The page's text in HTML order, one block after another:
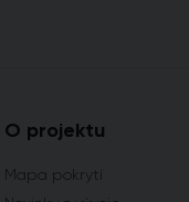
O projektu
Mapa pokrytí